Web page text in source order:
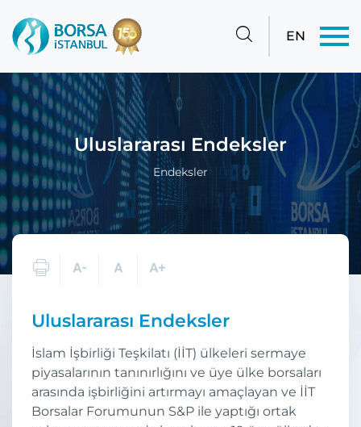
EN
Uluslararası Endeksler
Endeksler
Uluslararası Endeksler
İslam İşbirliği Teşkilatı (İİT) ülkeleri sermaye
piyasalarının tanınırlığını ve üye ülke borsaları
arasında işbirliğini artırmayı amaçlayan ve İİT
Borsalar Forumunun S&P ile yaptığı ortak